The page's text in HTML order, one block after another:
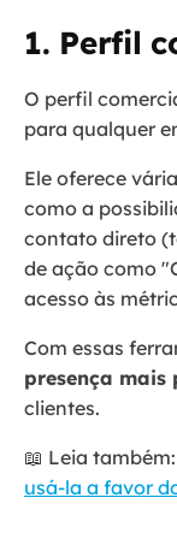
1. Perfil
O perfil
para qualquer
Ele oferece
como a
contato direto
de ação como
acesso às
Com essas
presença mais
clientes.
📖 Leia também:
usá-la a favor